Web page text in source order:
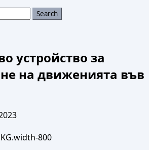
устройство за
на движенията във